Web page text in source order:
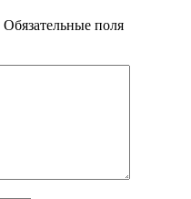
Обязательные поля